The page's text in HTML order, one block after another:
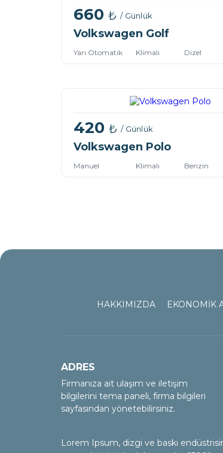
660 ₺ / Günlük
Volkswagen Golf
Yarı Otomatik Klimalı Dizel
420 ₺ / Günlük
Volkswagen Polo
Manuel Klimalı Benzin
HAKKIMIZDA EKONOMİK
ADRES
Firmanıza ait ulaşım ve iletişim
bilgilerini tema paneli, firma bilgileri
sayfasından yönetebilirsiniz.
Lorem Ipsum, dizgi ve baskı